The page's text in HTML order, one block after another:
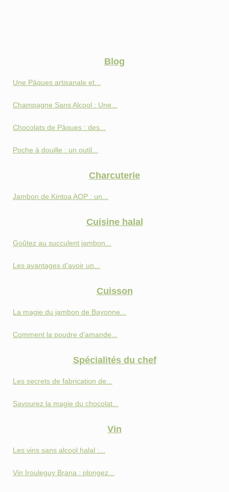
Blog
Une Pâques artisanale et...
Champagne Sans Alcool : Une...
Chocolats de Pâques : des...
Poche à douille : un outil...
Charcuterie
Jambon de Kintoa AOP : un...
Cuisine halal
Goûtez au succulent jambon...
Les avantages d'avoir un...
Cuisson
La magie du jambon de Bayonne...
Comment la poudre d'amande...
Spécialités du chef
Les secrets de fabrication de...
Savourez la magie du chocolat...
Vin
Les vins sans alcool halal :...
Vin Irouleguy Brana : plongez...